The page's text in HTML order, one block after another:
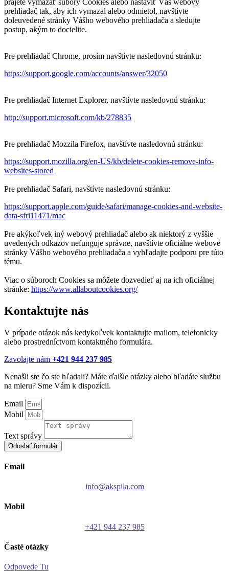
prehliadač tak, aby ich vymazal alebo odmietol, navštívte
doleuvedené stránky Vášho webového prehliadača a sledujte
postup, akým to docielite.
Pre prehliadač Chrome, prosím navštívte nasledovnú stránku:
https://support.google.com/accounts/answer/32050
Pre prehliadač Internet Explorer, navštívte nasledovnú stránku:
http://support.microsoft.com/kb/278835
Pre prehliadač Mozzila Firefox, navštívte nasledovnú stránku:
https://support.mozilla.org/en-US/kb/delete-cookies-remove-info-
websites-stored
Pre prehliadač Safari, navštívte nasledovnú stránku:
https://support.apple.com/guide/safari/manage-cookies-and-website-
data-sfri11471/mac
Pre akýkoľvek iný webový prehliadač alebo ak niektorý z vyššie
uvedených odkazov nefunguje správne, navštívte oficiálne webové
stránky Vášho webového prehliadača a vyhľadajte podporu pre túto
tému.
Viac o súboroch Cookies sa môžete dozvedieť aj na ich oficiálnej
stránke: https://www.allaboutcookies.org/
Kontaktujte nás
V prípade otázok nás kedykoľvek kontaktujte mailom, telefonicky
alebo prostredníctvom kontaktného formulára.
Zavolajte nám +421 944 237 985
Nenašli ste čo ste hľadali? Máte ďalšie otázky alebo hľadáte službu
na mieru? Sme Vám k dispozícii.
Email
Mobil
Text správy
Odoslať formulár
Email
info@akspila.com
Mobil
+421 944 237 985
Časté otázky
Odpovede Tu